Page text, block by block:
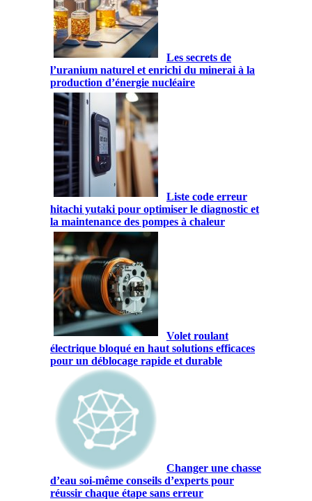
Les secrets de
l’uranium naturel et enrichi du minerai à la
production d’énergie nucléaire
Liste code erreur
hitachi yutaki pour optimiser le diagnostic et
la maintenance des pompes à chaleur
Volet roulant
électrique bloqué en haut solutions efficaces
pour un déblocage rapide et durable
Changer une chasse
d’eau soi-même conseils d’experts pour
réussir chaque étape sans erreur